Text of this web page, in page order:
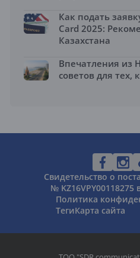
Как подать
Card 2025:
Казахстана
Впечатления из
советов для тех,
Свидетельство о
№ KZ16VPY00118275
Политика
ТегиКарта сайта